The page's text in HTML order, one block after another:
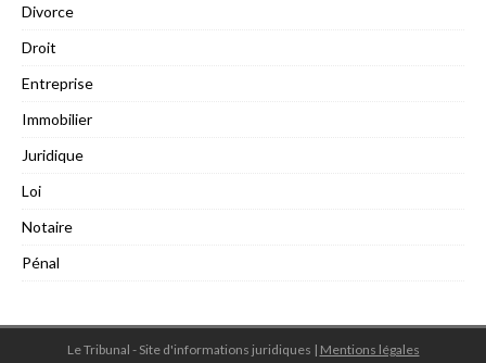
Divorce
Droit
Entreprise
Immobilier
Juridique
Loi
Notaire
Pénal
Le Tribunal - Site d'informations juridiques | Mentions légales